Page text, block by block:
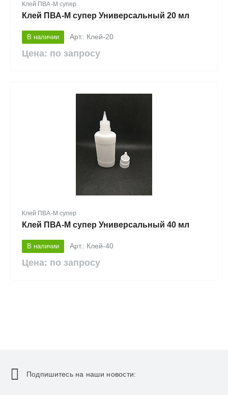
Клей ПВА-М супер
Клей ПВА-М супер Универсальный 20 мл
В наличии Арт.: Клей-20
Цена: по запросу
Клей ПВА-М супер
Клей ПВА-М супер Универсальный 40 мл
В наличии Арт.: Клей-40
Цена: по запросу
Подпишитесь на наши новости: